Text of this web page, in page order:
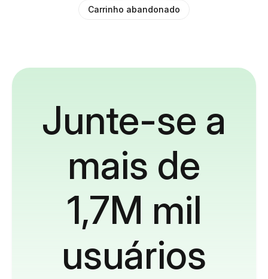
Carrinho abandonado
Junte-se a
mais de
1,7M mil
usuários